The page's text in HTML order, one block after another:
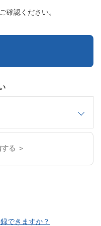
確認ください。
る ＞
できますか？